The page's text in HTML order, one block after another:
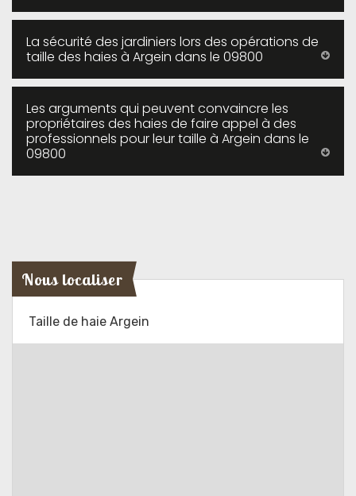
La sécurité des jardiniers lors des opérations de
taille des haies à Argein dans le 09800
Les arguments qui peuvent convaincre les
propriétaires des haies de faire appel à des
professionnels pour leur taille à Argein dans le
09800
Nous localiser
Taille de haie Argein